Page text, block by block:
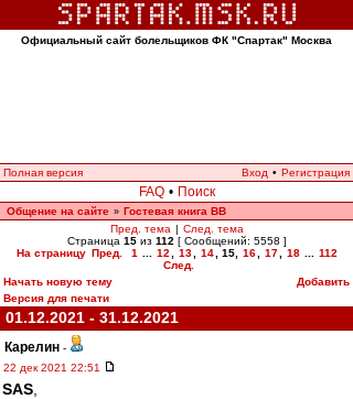
Официальный сайт болельщиков ФК "Спартак" Москва
Полная версия Вход • Регистрация
FAQ • Поиск
Общение на сайте » Гостевая книга ВВ
Пред. тема | След. тема
Страница 15из 112 [ Сообщений: 5558 ]
На страницу Пред. 1 12 13 14 15, 16 17 18
112
След.
Начать новую тему
Добавить
Версия для печати
01.12.2021 - 31.12.2021
Карелин -
22 дек 2021 22:51
SAS